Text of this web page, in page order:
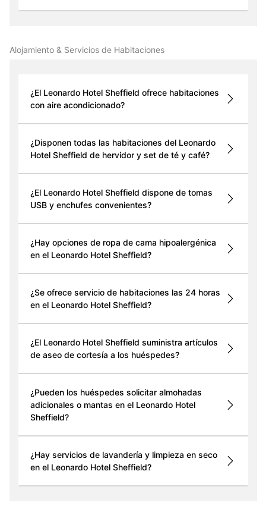
Alojamiento & Servicios de Habitaciones
¿El Leonardo Hotel Sheffield ofrece habitaciones
con aire acondicionado?
¿Disponen todas las habitaciones del Leonardo
Hotel Sheffield de hervidor y set de té y café?
¿El Leonardo Hotel Sheffield dispone de tomas
USB y enchufes convenientes?
¿Hay opciones de ropa de cama hipoalergénica
en el Leonardo Hotel Sheffield?
¿Se ofrece servicio de habitaciones las 24 horas
en el Leonardo Hotel Sheffield?
¿El Leonardo Hotel Sheffield suministra artículos
de aseo de cortesía a los huéspedes?
¿Pueden los huéspedes solicitar almohadas
adicionales o mantas en el Leonardo Hotel
Sheffield?
¿Hay servicios de lavandería y limpieza en seco
en el Leonardo Hotel Sheffield?